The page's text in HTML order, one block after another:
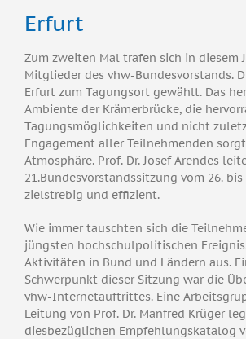
Erfurt
Zum zweiten Mal trafen sich in diesem
Mitglieder des vhw-Bundesvorstands.
Erfurt zum Tagungsort gewählt. Das
Ambiente der Krämerbrücke, die
Tagungsmöglichkeiten und nicht
Engagement aller Teilnehmenden
Atmosphäre. Prof. Dr. Josef Arendes
21.Bundesvorstandssitzung vom 26. bis
zielstrebig und effizient.
Wie immer tauschten sich die
jüngsten hochschulpolitischen
Aktivitäten in Bund und Ländern aus.
Schwerpunkt dieser Sitzung war die
vhw-Internetauftrittes. Eine
Leitung von Prof. Dr. Manfred Krüger
diesbezüglichen Empfehlungskatalog